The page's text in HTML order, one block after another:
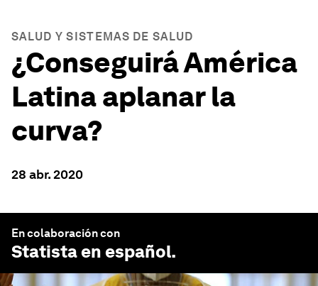
SALUD Y SISTEMAS DE SALUD
¿Conseguirá América
Latina aplanar la
curva?
28 abr. 2020
En colaboración con
Statista en español.